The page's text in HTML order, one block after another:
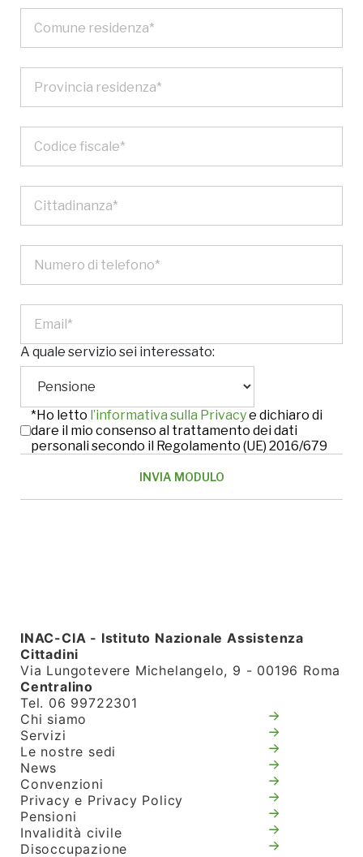
A quale servizio sei interessato:
*Ho letto l’informativa sulla Privacye dichiaro di
dare il mio consenso al trattamento dei dati
personali secondo il Regolamento (UE) 2016/679
INAC-CIA - Istituto Nazionale Assistenza
Cittadini
Via Lungotevere Michelangelo, 9 - 00196 Roma
Centralino
Tel. 06 99722301
Chi siamo
Servizi
Le nostre sedi
News
Convenzioni
Privacy e Privacy Policy
Pensioni
Invalidità civile
Disoccupazione